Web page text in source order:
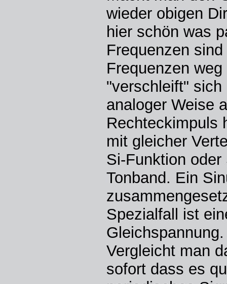
wieder obigen
hier schön was
Frequenzen
Frequenzen
"verschleift"
analoger Weise
Rechteckimpuls
mit gleicher
Si-Funktion
Tonband. Ein
Spezialfall ist
Vergleicht man
sofort dass es